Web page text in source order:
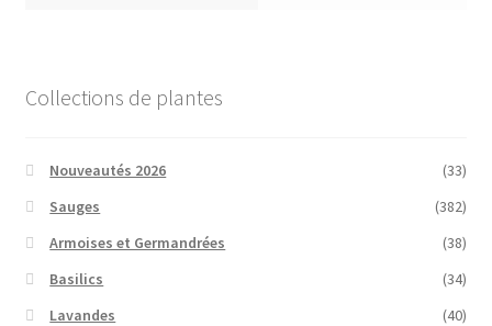
Collections de plantes
Nouveautés 2026
(33)
Sauges
(382)
Armoises et Germandrées
(38)
Basilics
(34)
Lavandes
(40)